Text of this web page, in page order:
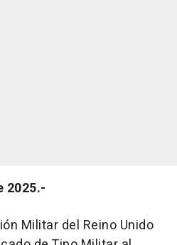
2025.-
Militar del Reino Unido